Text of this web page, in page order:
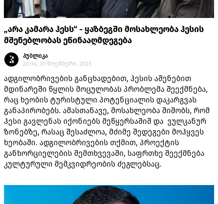
„არა კამარა ჰესს“ - ყაზბეგში მოსახლეობა ჰესის
მშენებლობას ეწინააღმდეგება
პუბლიკა
20:34, 30 ნოემბერი, 2023
ადგილობრივების განცხადებით, ჰესის აშენებით
მდინარეში წყლის მოცულობას პრობლემა შეექმნება,
რაც ხეობის ტურისტული პოტენციალის დაკარგვას
განაპირობებს. ამასთანავე, მოსახლეობა შიშობს, რომ
ჰესი გავლენას იქონიებს მეწყერსაშიშ და ვულკანურ
ზონებზე, რასაც შესაძლოა, მძიმე შედეგები მოჰყვეს
ხეობაში. ადგილობრივების თქმით, პროექტის
განხორციელების შემთხვევაში, საფრთხე შეექმნება
კულტურული მემკვიდრეობის ძეგლებსაც.